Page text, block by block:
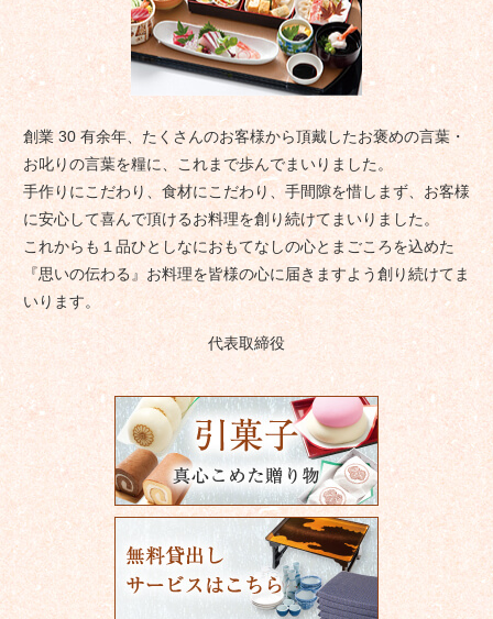
創業 30 有余年、たくさんのお客様から頂戴したお褒めの言葉・
お叱りの言葉を糧に、これまで歩んでまいりました。
手作りにこだわり、食材にこだわり、手間隙を惜しまず、お客様
に安心して喜んで頂けるお料理を創り続けてまいりました。
これからも１品ひとしなにおもてなしの心とまごころを込めた
『思いの伝わる』お料理を皆様の心に届きますよう創り続けてま
いります。
代表取締役